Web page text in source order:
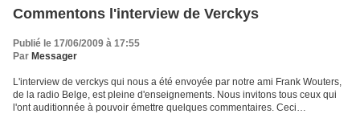
Commentons l'interview de Verckys
Publié le 17/06/2009 à 17:55
Par Messager
L'interview de verckys qui nous a été envoyée par notre ami Frank Wouters,
de la radio Belge, est pleine d'enseignements. Nous invitons tous ceux qui
l'ont auditionnée à pouvoir émettre quelques commentaires. Ceci